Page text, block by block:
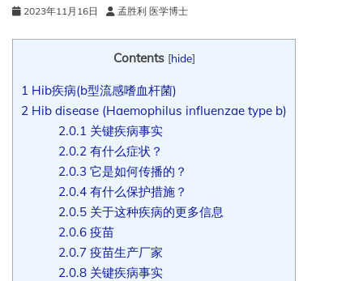
2023年11月16日 孟胜利 医学博士
Contents [hide]
1 Hib疾病(b型流感嗜血杆菌)
2 Hib disease (Haemophilus influenzae type b)
2.0.1 关键疾病事实
2.0.2有什么症状？
2.0.3 它是如何传播的？
2.0.4有什么保护措施？
2.0.5关于这种疾病的更多信息
2.0.6疫苗
2.0.7疫苗生产厂家
2.0.8关键疾病事实